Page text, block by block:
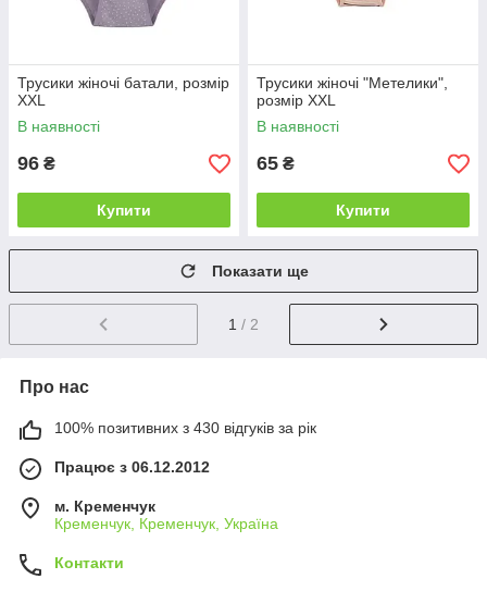
Трусики жіночі батали, розмір
XXL
В наявності
96 ₴
Купити
Трусики жіночі "Метелики",
розмір XXL
В наявності
65 ₴
Купити
Показати ще
1 / 2
Про нас
100% позитивних з 430 відгуків за рік
Працює з 06.12.2012
м. Кременчук
Кременчук, Кременчук, Україна
Контакти